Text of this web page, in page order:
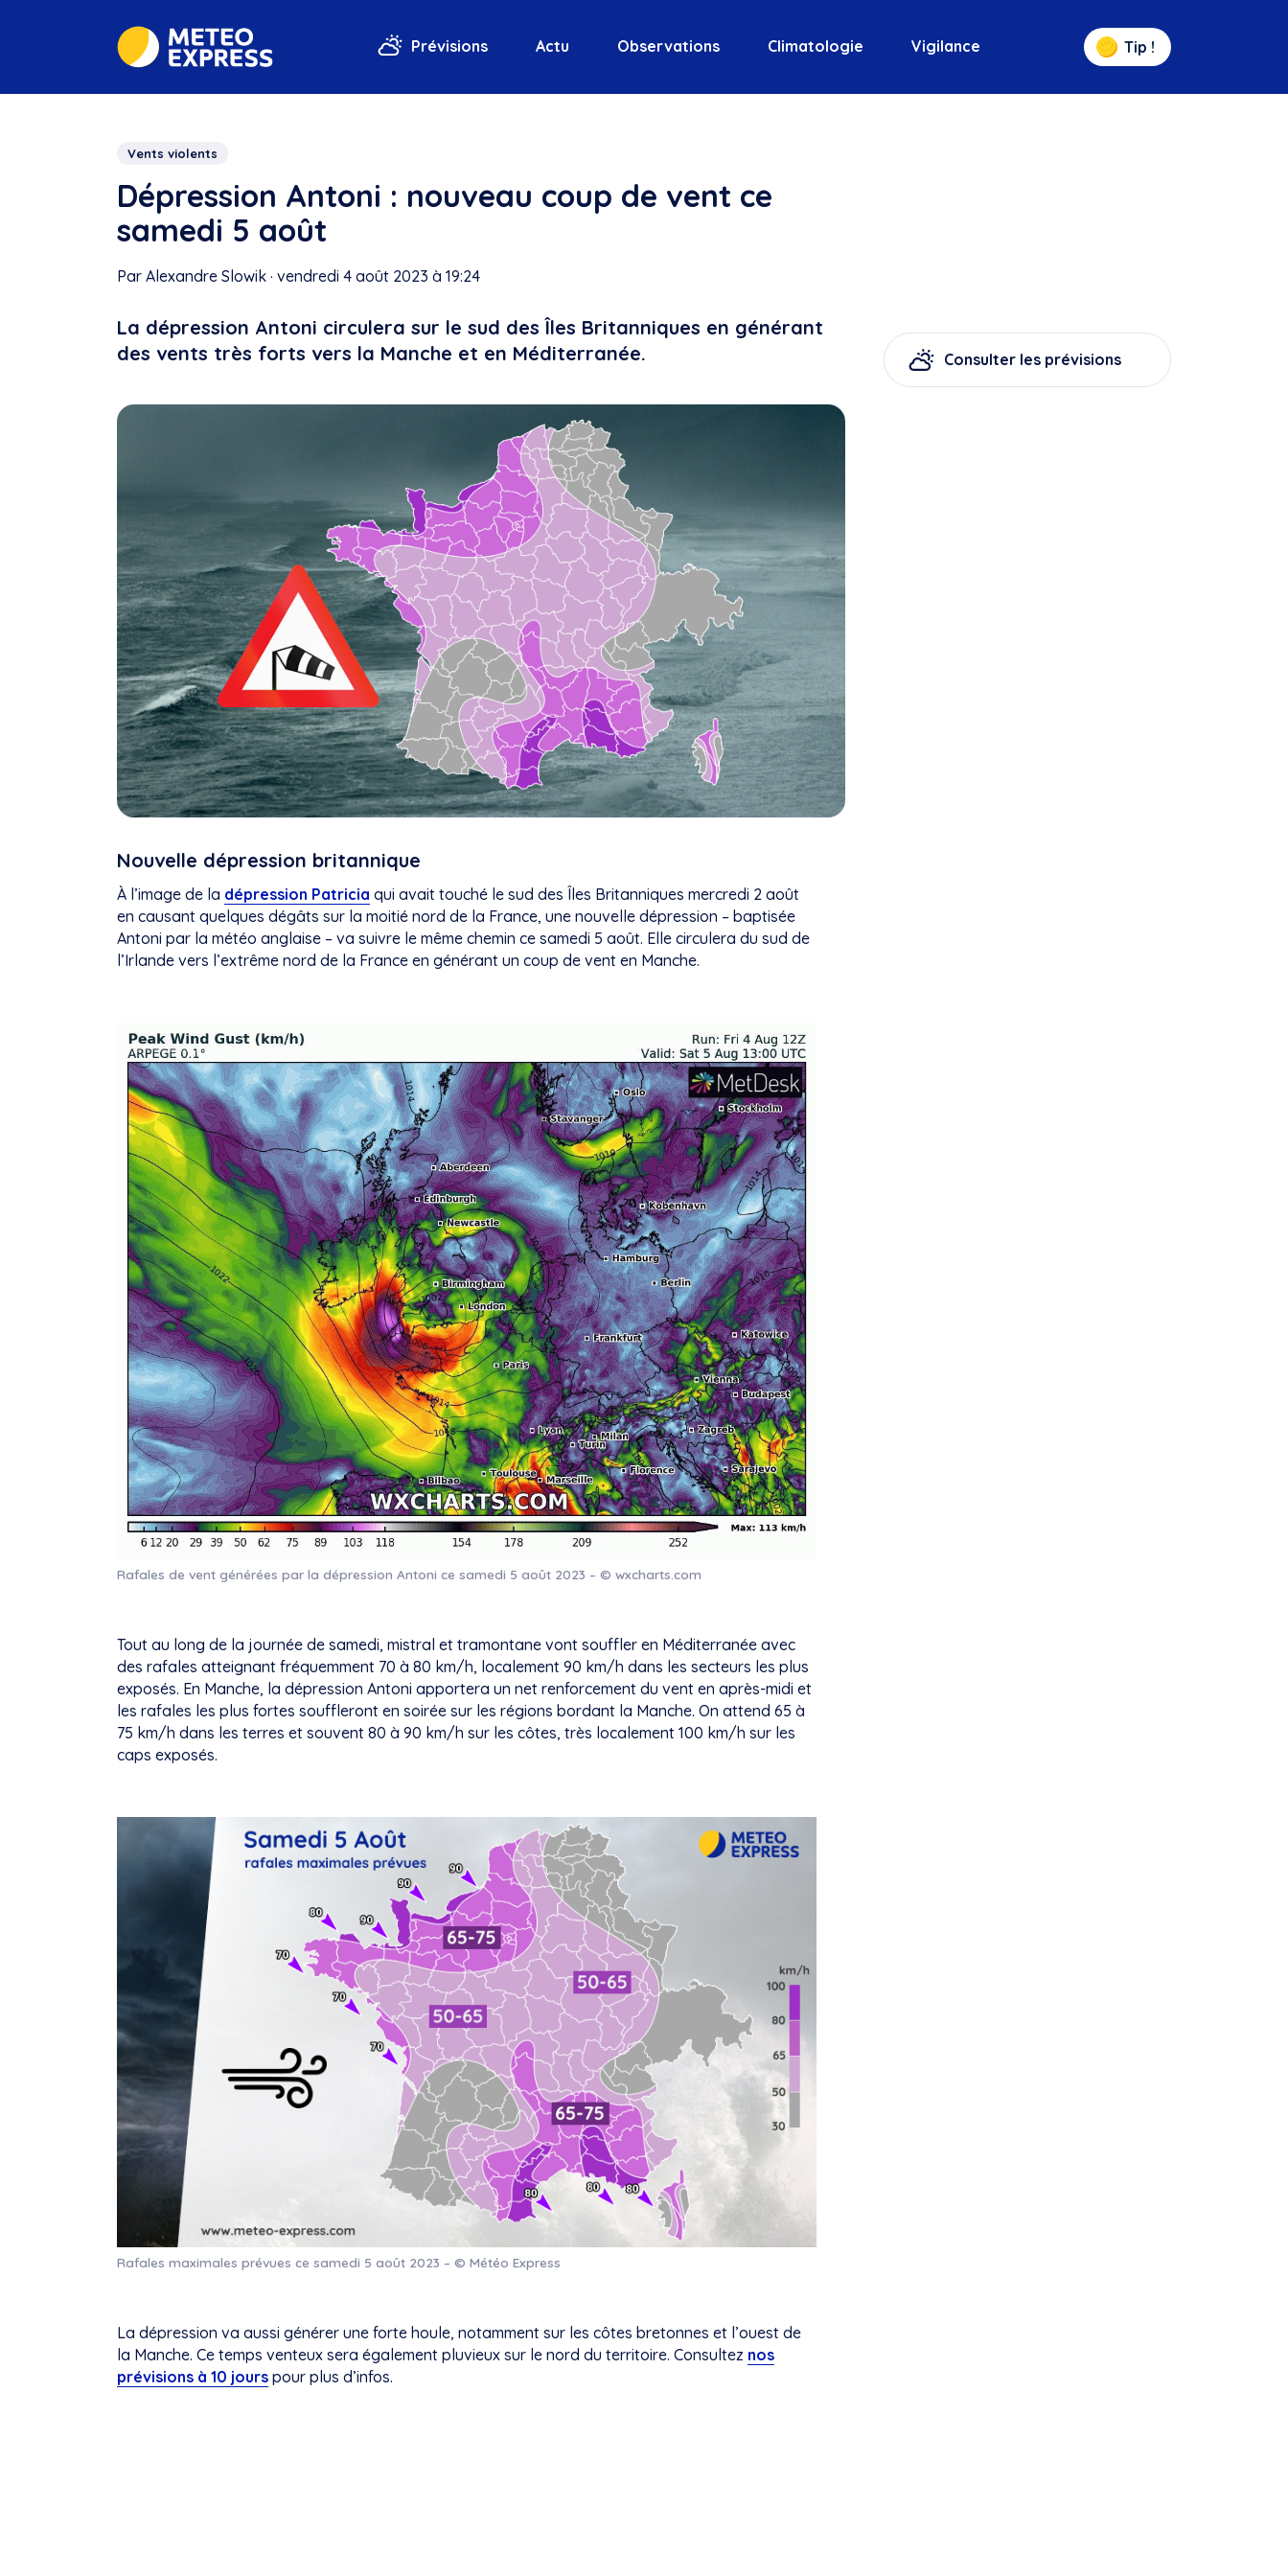
Prévisions Actu Observations Climatologie Vigilance Tip !
Vents violents
Dépression Antoni : nouveau coup de vent ce
samedi 5 août
Par Alexandre Slowik · vendredi 4 août 2023 à 19:24
La dépression Antoni circulera sur le sud des Îles Britanniques en générant
des vents très forts vers la Manche et en Méditerranée.
Nouvelle dépression britannique
À l’image de la dépression Patricia qui avait touché le sud des Îles Britanniques mercredi 2 août
en causant quelques dégâts sur la moitié nord de la France, une nouvelle dépression – baptisée
Antoni par la météo anglaise – va suivre le même chemin ce samedi 5 août. Elle circulera du sud de
l’Irlande vers l’extrême nord de la France en générant un coup de vent en Manche.
Rafales de vent générées par la dépression Antoni ce samedi 5 août 2023 – © wxcharts.com
Tout au long de la journée de samedi, mistral et tramontane vont souffler en Méditerranée avec
des rafales atteignant fréquemment 70 à 80 km/h, localement 90 km/h dans les secteurs les plus
exposés. En Manche, la dépression Antoni apportera un net renforcement du vent en après-midi et
les rafales les plus fortes souffleront en soirée sur les régions bordant la Manche. On attend 65 à
75 km/h dans les terres et souvent 80 à 90 km/h sur les côtes, très localement 100 km/h sur les
caps exposés.
Rafales maximales prévues ce samedi 5 août 2023 – © Météo Express
La dépression va aussi générer une forte houle, notamment sur les côtes bretonnes et l’ouest de
la Manche. Ce temps venteux sera également pluvieux sur le nord du territoire. Consultez nos
prévisions à 10 jours pour plus d’infos.
Consulter les prévisions